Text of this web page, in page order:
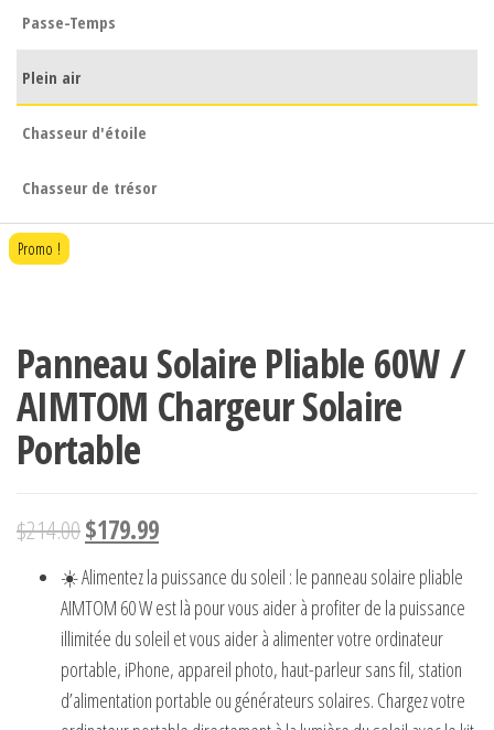
Passe-Temps
Plein air
Chasseur d'étoile
Chasseur de trésor
Promo !
Panneau Solaire Pliable 60W /
AIMTOM Chargeur Solaire
Portable
$214.00$179.99
☀️ Alimentez la puissance du soleil : le panneau solaire pliable
AIMTOM 60 W est là pour vous aider à profiter de la puissance
illimitée du soleil et vous aider à alimenter votre ordinateur
portable, iPhone, appareil photo, haut-parleur sans fil, station
d’alimentation portable ou générateurs solaires. Chargez votre